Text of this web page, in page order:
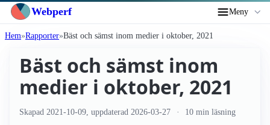
Webperf Meny
Hem Rapporter Bäst och sämst inom medier i oktober, 2021
Bäst och sämst inom
medier i oktober, 2021
Skapad 2021-10-09 , uppdaterad 2026-03-27 10 min läsning